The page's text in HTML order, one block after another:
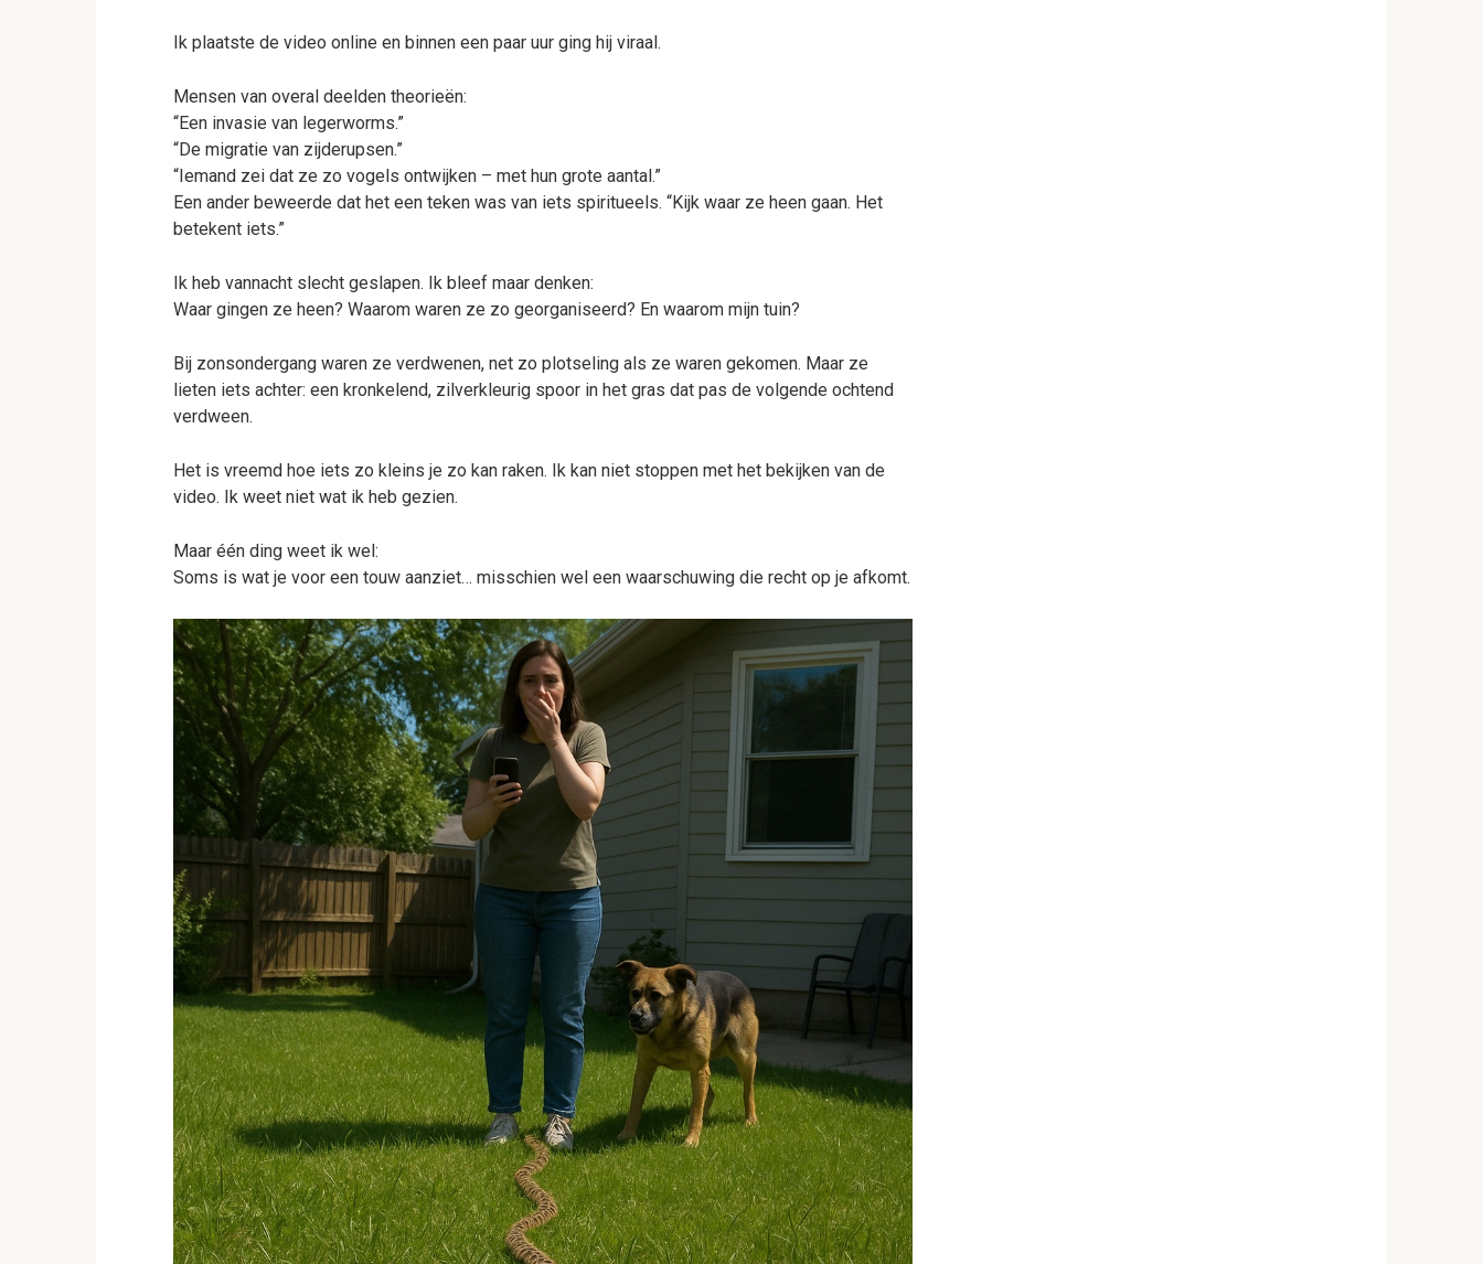
Ik plaatste de video online en binnen een paar uur ging hij viraal.
Mensen van overal deelden theorieën:
“Een invasie van legerworms.”
“De migratie van zijderupsen.”
“Iemand zei dat ze zo vogels ontwijken – met hun grote aantal.”
Een ander beweerde dat het een teken was van iets spiritueels. “Kijk waar ze heen gaan. Het
betekent iets.”
Ik heb vannacht slecht geslapen. Ik bleef maar denken:
Waar gingen ze heen? Waarom waren ze zo georganiseerd? En waarom mijn tuin?
Bij zonsondergang waren ze verdwenen, net zo plotseling als ze waren gekomen. Maar ze
lieten iets achter: een kronkelend, zilverkleurig spoor in het gras dat pas de volgende ochtend
verdween.
Het is vreemd hoe iets zo kleins je zo kan raken. Ik kan niet stoppen met het bekijken van de
video. Ik weet niet wat ik heb gezien.
Maar één ding weet ik wel:
Soms is wat je voor een touw aanziet… misschien wel een waarschuwing die recht op je afkomt.